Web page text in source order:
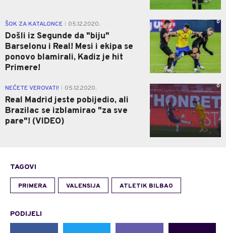
ŠOK ZA KATALONCE 05.12.2020.
Došli iz Segunde da "biju"
Barselonu i Real! Mesi i ekipa se
ponovo blamirali, Kadiz je hit
Primere!
0
NEĆETE VEROVATI! 05.12.2020.
Real Madrid jeste pobijedio, ali
Brazilac se izblamirao "za sve
pare"! (VIDEO)
0
TAGOVI
PRIMERA VALENSIJA ATLETIK BILBAO
PODIJELI